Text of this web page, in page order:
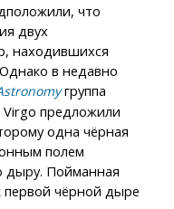
что
двух
находившихся
в недавно
группа
Virgo предложили
одна чёрная
полем
дыру. Пойманная
первой чёрной дыре